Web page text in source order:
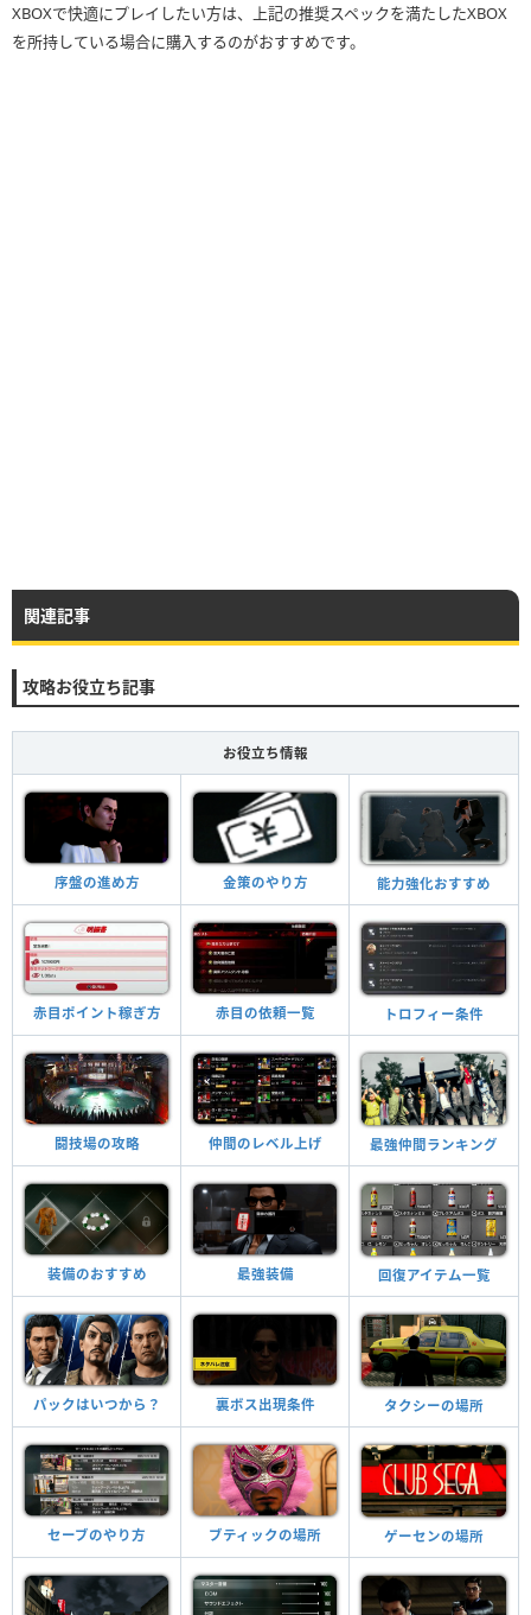
XBOXで快適にプレイしたい方は、上記の推奨スペックを満たしたXBOX
を所持している場合に購入するのがおすすめです。
関連記事
攻略お役立ち記事
お役立ち情報
序盤の進め方 金策のやり方 能力強化おすすめ
赤目ポイント稼ぎ方 赤目の依頼一覧 トロフィー条件
闘技場の攻略 仲間のレベル上げ 最強仲間ランキング
装備のおすすめ 最強装備 回復アイテム一覧
パックはいつから？ 裏ボス出現条件 タクシーの場所
セーブのやり方 ブティックの場所 ゲーセンの場所